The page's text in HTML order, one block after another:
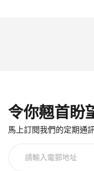
令你翹首盼
馬上訂閱我們的定期通